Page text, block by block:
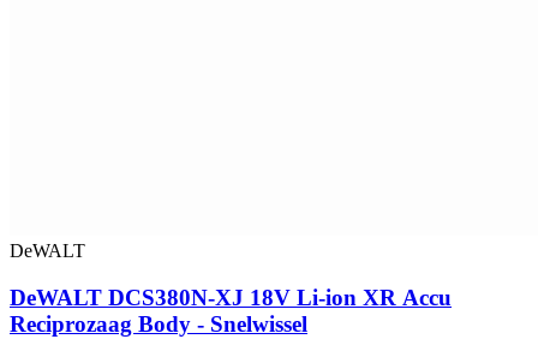
DeWALT
DeWALT DCS380N-XJ 18V Li-ion XR Accu
Reciprozaag Body - Snelwissel